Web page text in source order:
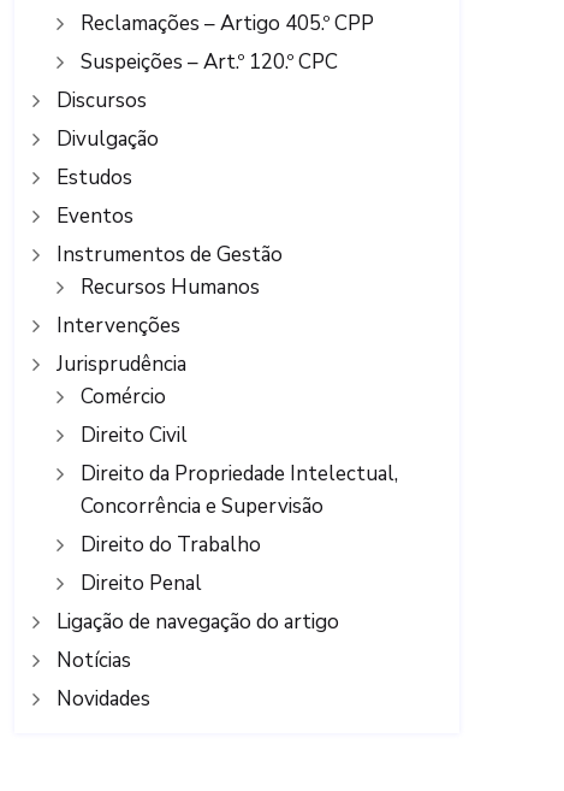
Reclamações – Artigo 405.º CPP
Suspeições – Art.º 120.º CPC
Discursos
Divulgação
Estudos
Eventos
Instrumentos de Gestão
Recursos Humanos
Intervenções
Jurisprudência
Comércio
Direito Civil
Direito da Propriedade Intelectual,
Concorrência e Supervisão
Direito do Trabalho
Direito Penal
Ligação de navegação do artigo
Notícias
Novidades